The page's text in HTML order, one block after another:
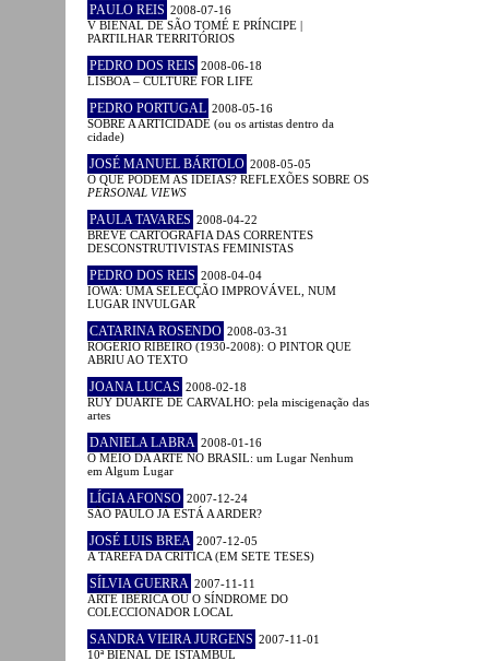
PAULO REIS 2008-07-16
V BIENAL DE SÃO TOMÉ E PRÍNCIPE |
PARTILHAR TERRITÓRIOS
PEDRO DOS REIS 2008-06-18
LISBOA – CULTURE FOR LIFE
PEDRO PORTUGAL 2008-05-16
SOBRE A ARTICIDADE (ou os artistas dentro da
cidade)
JOSÉ MANUEL BÁRTOLO 2008-05-05
O QUE PODEM AS IDEIAS? REFLEXÕES SOBRE OS
PERSONAL VIEWS
PAULA TAVARES 2008-04-22
BREVE CARTOGRAFIA DAS CORRENTES
DESCONSTRUTIVISTAS FEMINISTAS
PEDRO DOS REIS 2008-04-04
IOWA: UMA SELECÇÃO IMPROVÁVEL, NUM
LUGAR INVULGAR
CATARINA ROSENDO 2008-03-31
ROGÉRIO RIBEIRO (1930-2008): O PINTOR QUE
ABRIU AO TEXTO
JOANA LUCAS 2008-02-18
RUY DUARTE DE CARVALHO: pela miscigenação das
artes
DANIELA LABRA 2008-01-16
O MEIO DA ARTE NO BRASIL: um Lugar Nenhum
em Algum Lugar
LÍGIA AFONSO 2007-12-24
SÃO PAULO JÁ ESTÁ A ARDER?
JOSÉ LUIS BREA 2007-12-05
A TAREFA DA CRÍTICA (EM SETE TESES)
SÍLVIA GUERRA 2007-11-11
ARTE IBÉRICA OU O SÍNDROME DO
COLECCIONADOR LOCAL
SANDRA VIEIRA JURGENS 2007-11-01
10ª BIENAL DE ISTAMBUL